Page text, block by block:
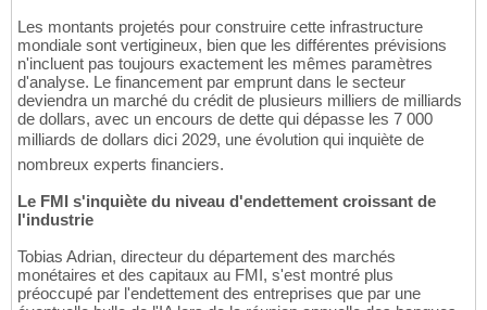
Les montants projetés pour construire cette infrastructure
mondiale sont vertigineux, bien que les différentes prévisions
n'incluent pas toujours exactement les mêmes paramètres
d'analyse. Le financement par emprunt dans le secteur
deviendra un marché du crédit de plusieurs milliers de milliards
de dollars, avec un encours de dette qui dépasse les 7 000
milliards de dollars dici 2029, une évolution qui inquiète de
nombreux experts financiers.
Le FMI s'inquiète du niveau d'endettement croissant de
l'industrie
Tobias Adrian, directeur du département des marchés
monétaires et des capitaux au FMI, s'est montré plus
préoccupé par l'endettement des entreprises que par une